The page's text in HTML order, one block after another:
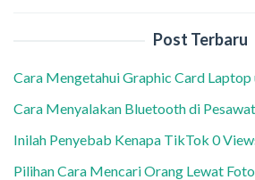
Post Terbaru
Cara Mengetahui Graphic Card
Cara Menyalakan Bluetooth di
Inilah Penyebab Kenapa TikTok 0
Pilihan Cara Mencari Orang Lewat